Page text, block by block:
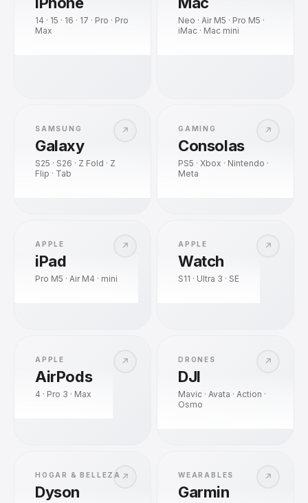
14 · 15 · 16 · 17 · Pro · Pro
Max
Neo · Air M5 · Pro M5 ·
iMac · Mac mini
↗
SAMSUNG
Galaxy
S25 · S26 · Z Fold · Z
Flip · Tab
↗
GAMING
Consolas
PS5 · Xbox · Nintendo ·
Meta
↗
APPLE
iPad
Pro M5 · Air M4 · mini
↗
APPLE
Watch
S11 · Ultra 3 · SE
↗
APPLE
AirPods
4 · Pro 3 · Max
↗
DRONES
DJI
Mavic · Avata · Action ·
Osmo
↗
HOGAR & BELLEZA
Dyson
↗
WEARABLES
Garmin